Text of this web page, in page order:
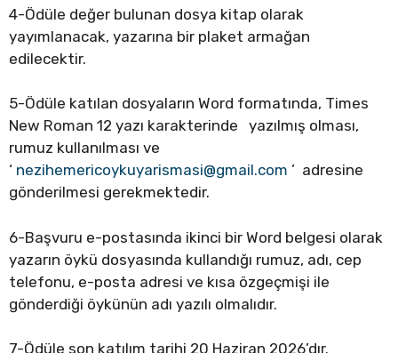
4-Ödüle değer bulunan dosya kitap olarak
yayımlanacak, yazarına bir plaket armağan
edilecektir.
5-Ödüle katılan dosyaların Word formatında, Times
New Roman 12 yazı karakterinde yazılmış olması,
rumuz kullanılması ve
‘ nezihemericoykuyarismasi@gmail.com ’ adresine
gönderilmesi gerekmektedir.
6-Başvuru e-postasında ikinci bir Word belgesi olarak
yazarın öykü dosyasında kullandığı rumuz, adı, cep
telefonu, e-posta adresi ve kısa özgeçmişi ile
gönderdiği öykünün adı yazılı olmalıdır.
7-Ödüle son katılım tarihi 20 Haziran 2026’dır.